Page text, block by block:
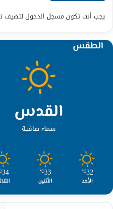
يجب أنت تكونمسجل الدخوللتضيف
الطقس
القدس
سماء صافية
32
℃
الأحد
33
℃
الأثنين
34